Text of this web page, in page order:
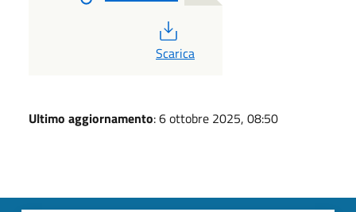
PDF
Scarica
Ultimo aggiornamento: 6 ottobre 2025, 08:50